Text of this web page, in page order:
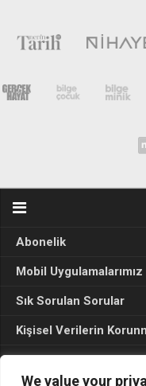
We value your
Abonelik
Mobil Uygulamalarımız
Sık Sorulan Sorular
Kişisel Verilerin
Seçim Sonuçları 2024